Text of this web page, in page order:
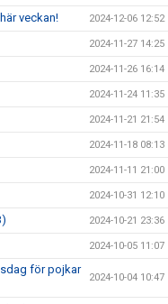
veckan! 2024-12-06 12:52
2024-11-27 14:25
2024-11-26 16:14
2024-11-24 11:35
2024-11-21 21:54
2024-11-18 08:13
2024-11-11 21:00
2024-10-31 12:10
2024-10-21 23:36
2024-10-05 11:07
för pojkar
2024-10-04 10:47